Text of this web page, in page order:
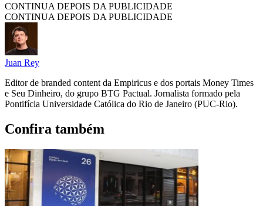
CONTINUA DEPOIS DA PUBLICIDADE
CONTINUA DEPOIS DA PUBLICIDADE
Juan Rey
Editor de branded content da Empiricus e dos portais Money Times
e Seu Dinheiro, do grupo BTG Pactual. Jornalista formado pela
Pontifícia Universidade Católica do Rio de Janeiro (PUC-Rio).
Confira também